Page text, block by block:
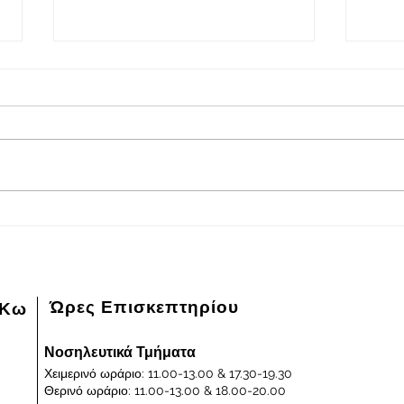
Πρόγραμμα εφημερευόντων
08/08/2026 και ημέρα Σάββατο
07/
Κω Ώρες Επισκεπτηρίου
Νοσηλευτικά Τμήματα
Χειμερινό ωράριο: 11.00-13.00 & 17.30-19.30
Θερινό ωράριο: 11.00-13.00 & 18.00-20.00